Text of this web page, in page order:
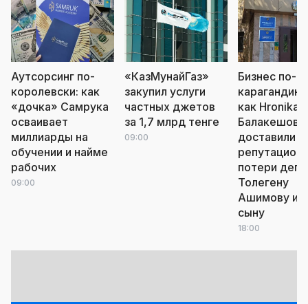
Аутсорсинг по-
королевски: как
«дочка» Самрука
осваивает
миллиарды на
обучении и найме
рабочих
09:00
«КазМунайГаз»
закупил услуги
частных джетов
за 1,7 млрд тенге
09:00
Бизнес по-
как
Балакешова
доставили
потери
Толегену
Ашимову и
сыну
18:00